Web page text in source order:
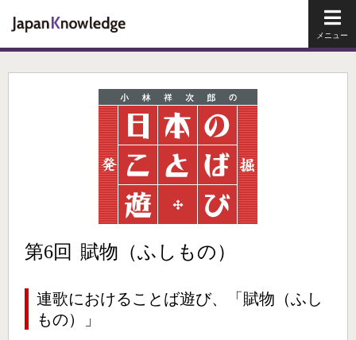
第6回 賦物（ふしもの）
連歌におけることば遊び、「賦物（ふし
もの）」